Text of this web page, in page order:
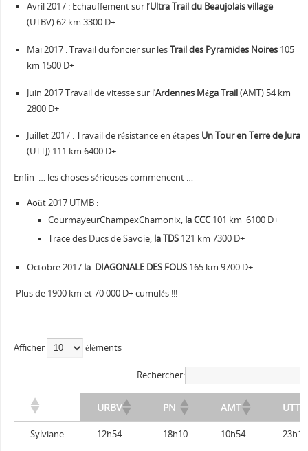
Avril 2017 : Echauffement sur l’Ultra Trail du Beaujolais village
(UTBV) 62 km 3300 D+
Mai 2017 : Travail du foncier sur lesTrail des Pyramides Noires105
km 1500 D+
Juin 2017 Travail de vitesse sur l’Ardennes Méga Trail(AMT) 54 km
2800 D+
Juillet 2017 : Travail de résistance en étapes Un Tour en Terre de Jura
(UTTJ) 111 km 6400 D+
Enfin … les choses sérieuses commencent …
Août 2017 UTMB :
CourmayeurChampexChamonix, la CCC101 km 6100 D+
Trace des Ducs de Savoie, la TDS 121 km 7300 D+
Octobre 2017 la DIAGONALE DES FOUS165 km 9700 D+
Plus de 1900 km et 70 000 D+ cumulés !!!
Afficher éléments
Rechercher:
URBV PN AMT UTTJ
Sylviane 12h54 18h10 10h54 23h19